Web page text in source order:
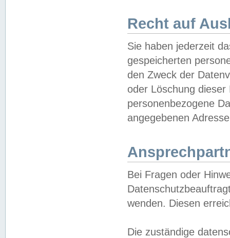
Recht auf
Sie haben jederzeit
gespeicherten
den Zweck der
oder Löschung
personenbezogene
angegebenen
Bei Fragen oder
wenden. Diesen
Die zuständige